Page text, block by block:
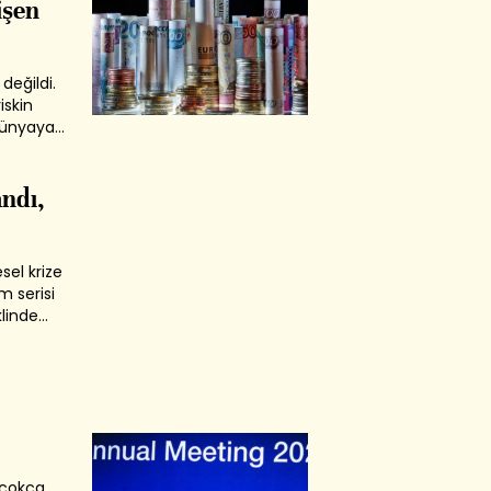
krize
serisi